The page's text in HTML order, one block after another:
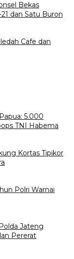
Bekas
dan Satu Buron
Cafe dan
5.000
TNI Habema
Kortas Tipikor
Polri Warnai
Jateng
Pererat